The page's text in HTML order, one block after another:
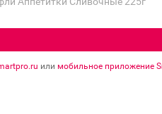
или мобильное приложение